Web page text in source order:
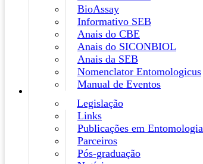
BioAssay
Informativo SEB
Anais do CBE
Anais do SICONBIOL
Anais da SEB
Nomenclator Entomologicus
Manual de Eventos
Legislação
Links
Publicações em Entomologia
Parceiros
Pós-graduação